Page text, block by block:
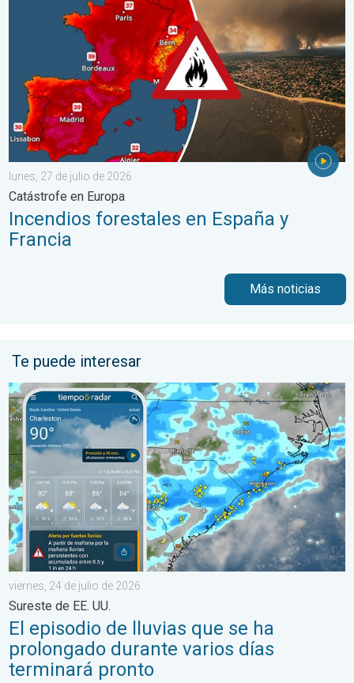
lunes, 27 de julio de 2026
Catástrofe en Europa
Incendios forestales en España y
Francia
Más noticias
Te puede interesar
El episodio de lluvias que se ha prolongado durante varios
viernes, 24 de julio de 2026
Sureste de EE. UU.
El episodio de lluvias que se ha
prolongado durante varios días
terminará pronto